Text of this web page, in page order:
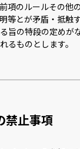
項のルールその他
等とが矛盾・抵触
旨の特段の定めが
るものとします。
禁止事項